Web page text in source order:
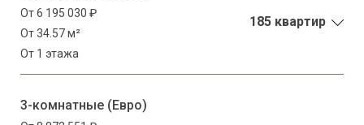
От 6 195 030 ₽
От 34.57 м²
От 1 этажа
185 квартир
3-комнатные (Евро)